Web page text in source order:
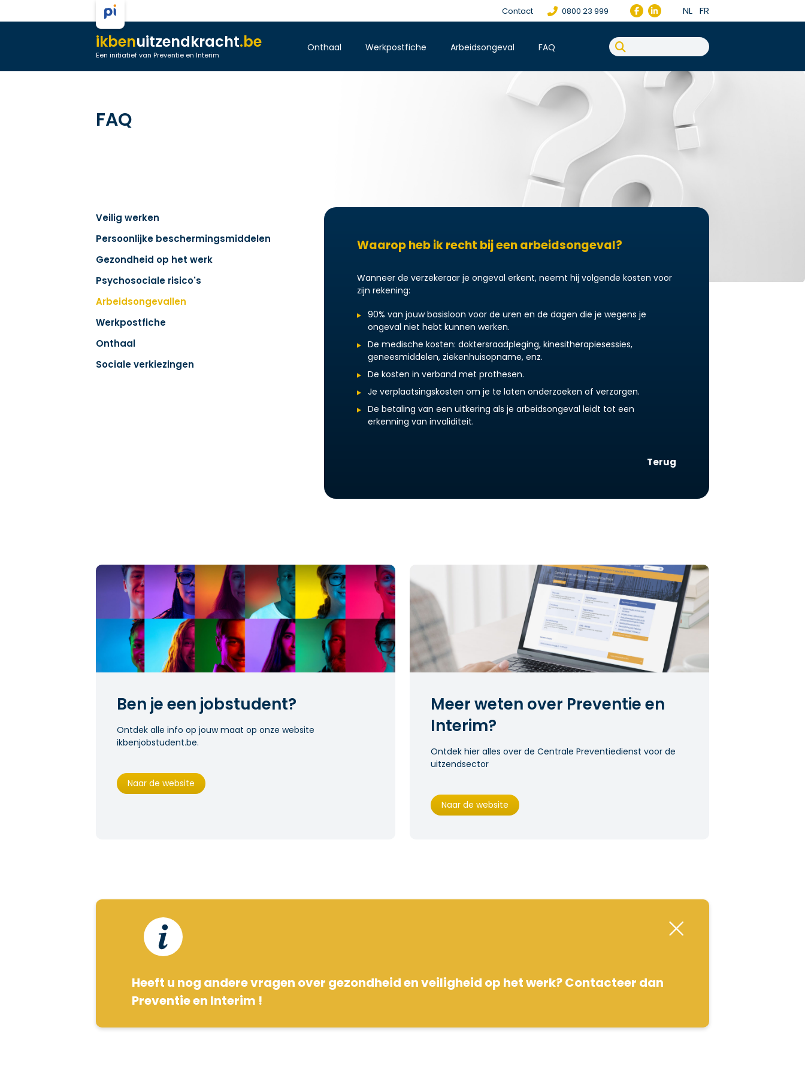
Contact 0800 23 999 NL FR
ikbenuitzendkracht.be
Een initiatief van Preventie en Interim
Onthaal Werkpostfiche Arbeidsongeval FAQ
FAQ
Veilig werken
Persoonlijke beschermingsmiddelen
Gezondheid op het werk
Psychosociale risico's
Arbeidsongevallen
Werkpostfiche
Onthaal
Sociale verkiezingen
Waarop heb ik recht bij een arbeidsongeval?
Wanneer de verzekeraar je ongeval erkent, neemt hij volgende kosten voor
zijn rekening:
90% van jouw basisloon voor de uren en de dagen die je wegens je
ongeval niet hebt kunnen werken.
De medische kosten: doktersraadpleging, kinesitherapiesessies,
geneesmiddelen, ziekenhuisopname, enz.
De kosten in verband met prothesen.
Je verplaatsingskosten om je te laten onderzoeken of verzorgen.
De betaling van een uitkering als je arbeidsongeval leidt tot een
erkenning van invaliditeit.
Terug
Ben je een jobstudent?
Ontdek alle info op jouw maat op onze website
ikbenjobstudent.be.
Naar de website
Meer weten over Preventie en
Interim?
Ontdek hier alles over de Centrale Preventiedienst voor de
uitzendsector
Naar de website
Heeft u nog andere vragen over gezondheid en veiligheid op het werk? Contacteer dan
Preventie en Interim !